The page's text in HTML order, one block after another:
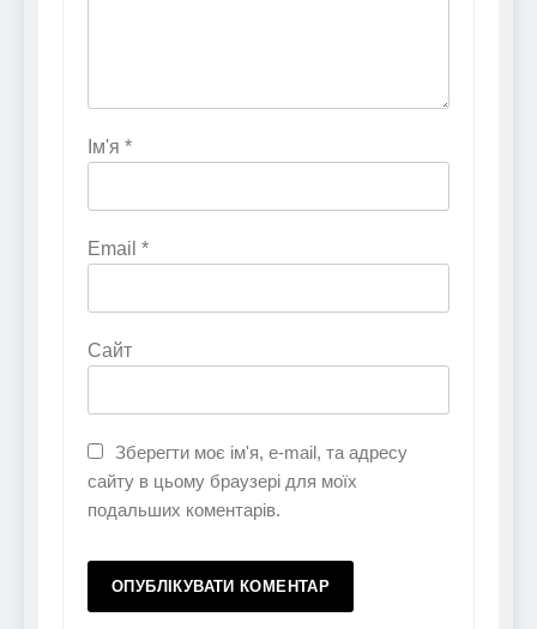
Ім'я *
Email *
Сайт
Зберегти моє ім'я, e-mail, та адресу
сайту в цьому браузері для моїх
подальших коментарів.